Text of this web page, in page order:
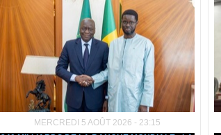
MERCREDI 5 AOÛT 2026 - 23:15